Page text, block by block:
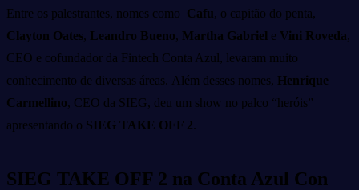
Entre os palestrantes, nomes como Cafu, o capitão do penta,
Clayton Oates, Leandro Bueno, Martha Gabriel e Vini Roveda,
CEO e cofundador da Fintech Conta Azul, levaram muito
conhecimento de diversas áreas. Além desses nomes, Henrique
Carmellino, CEO da SIEG, deu um show no palco “heróis”
apresentando o SIEG TAKE OFF 2.
SIEG TAKE OFF 2 na Conta Azul Con